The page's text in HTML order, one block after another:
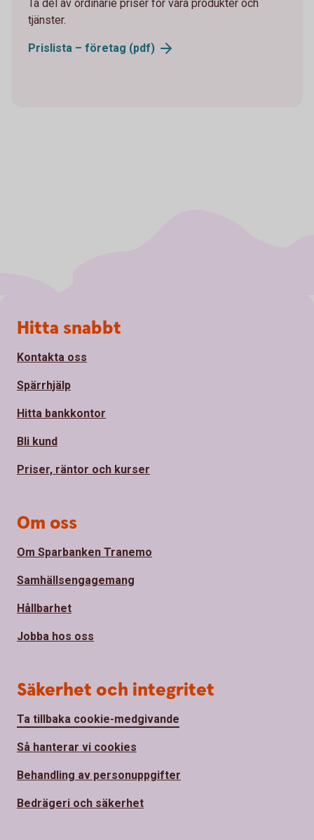
Ta del av ordinarie priser för våra produkter och
tjänster.
Prislista – företag (pdf)
Sidfot
Hitta snabbt
Kontakta oss
Spärrhjälp
Hitta bankkontor
Bli kund
Priser, räntor och kurser
Om oss
Om Sparbanken Tranemo
Samhällsengagemang
Hållbarhet
Jobba hos oss
Säkerhet och integritet
Ta tillbaka cookie-medgivande
Så hanterar vi cookies
Behandling av personuppgifter
Bedrägeri och säkerhet